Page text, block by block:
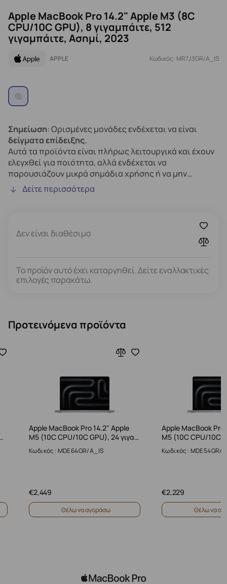
Apple MacBook Pro 14.2" Apple M3 (8C
CPU/10C GPU), 8 γιγαμπάιτε, 512
γιγαμπάιτε, Ασημί, 2023
APPLE Κωδικός: MR7J3GR/A_IS
Σημείωση: Ορισμένες μονάδες ενδέχεται να είναι
δείγματα επίδειξης.
Αυτά τα προϊόντα είναι πλήρως λειτουργικά και έχουν
ελεγχθεί για ποιότητα, αλλά ενδέχεται να
παρουσιάζουν μικρά σημάδια χρήσης ή να μην
διαθέτουν την αρχική συσκευασία.
Δείτε περισσότερα
Δεν είναι διαθέσιμο
Το προϊόν αυτό έχει καταργηθεί. Δείτε εναλλακτικές
επιλογές παρακάτω.
Προτεινόμενα προϊόντα
Apple MacBook Pro 14.2" Apple
M5 (10C CPU/10C GPU), 24 γιγα…
Κωδικός: MDE64GR/A_IS
2,449
€
Θέλω να αγοράσω
Apple MacBook Pro
M5 (10C CPU/10C
Κωδικός: MDE54GR/
2,229
€
Θέλω να